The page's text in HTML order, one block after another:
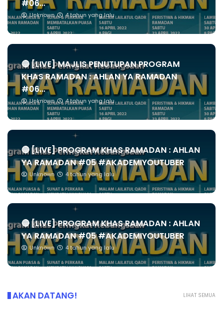
#06...
Unknown 4 tahun yang lalu
🔴 [LIVE] MAJLIS PENUTUPAN PROGRAM
KHAS RAMADAN : AHLAN YA RAMADAN
#06...
Unknown 4 tahun yang lalu
🔴 [LIVE] PROGRAM KHAS RAMADAN : AHLAN
YA RAMADAN #05 #AKADEMIYOUTUBER
Unknown 4 tahun yang lalu
🔴 [LIVE] PROGRAM KHAS RAMADAN : AHLAN
YA RAMADAN #05 #AKADEMIYOUTUBER
Unknown 4 tahun yang lalu
LIHAT SEMUA
AKAN DATANG!